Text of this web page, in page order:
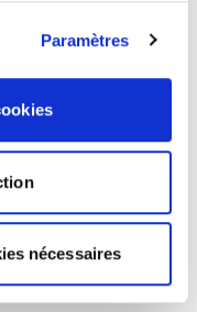
Paramètres
nécessaires